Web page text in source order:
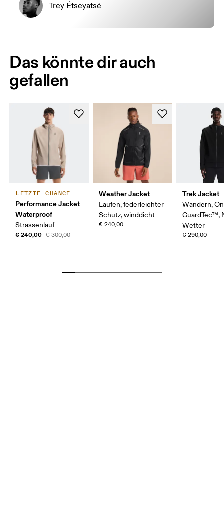
Trey Étseyatsé
Das könnte dir auch
gefallen
LETZTE CHANCE
Performance Jacket
Waterproof
Strassenlauf
€ 240,00 € 300,00
Weather Jacket
Laufen, federleichter
Schutz, winddicht
€ 240,00
Trek Jacket
Wandern, On
GuardTec™,
Wetter
€ 290,00